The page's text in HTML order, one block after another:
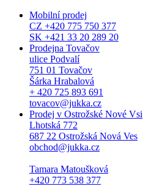
Mobilní prodej
CZ +420 775 750 377
SK +421 33 20 289 20
Prodejna Tovačov
ulice Podvalí
751 01 Tovačov
Šárka Hrabalová
+ 420 725 893 691
tovacov@jukka.cz
Prodej v Ostrožské Nové Vsi
Lhotská 772
687 22 Ostrožská Nová Ves
obchod@jukka.cz
Tamara Matoušková
+420 773 538 377